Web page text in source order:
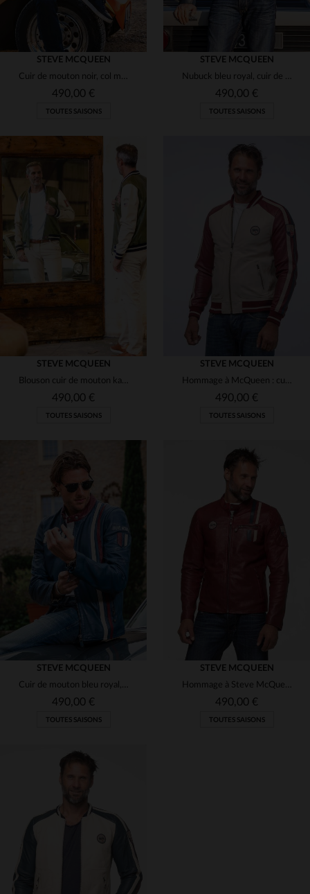
STEVE MCQUEEN
Cuir de mouton noir, col motard et esprit racing intemporel.
490,00 €
TOUTES SAISONS
TAILLES DISPONIBLES
STEVE MCQUEEN
Nubuck bleu royal, cuir de mouton motard au style racing intemporel.
490,00 €
TOUTES SAISONS
TAILLES DISPONIBLES
STEVE MCQUEEN
Blouson cuir de mouton kaki, léger, inspiré par Steve McQueen.
490,00 €
TOUTES SAISONS
TAILLES DISPONIBLES
STEVE MCQUEEN
Hommage à McQueen : cuir de mouton rouge foncé. Souple, coupe regular.
490,00 €
TOUTES SAISONS
STEVE MCQUEEN
Cuir de mouton bleu royal, style racing inspiré par Steve McQueen.
490,00 €
TOUTES SAISONS
STEVE MCQUEEN
Hommage à Steve McQueen, ce blouson en cuir de mouton rouge foncé est léger et souple.
490,00 €
TOUTES SAISONS